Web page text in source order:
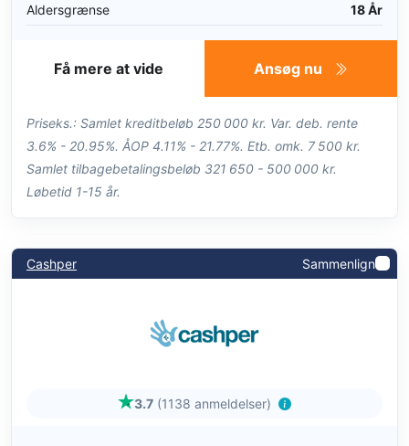
Aldersgrænse
18 År
Ansøg nu
Få mere at vide
Priseks.: Samlet kreditbeløb 250 000 kr. Var. deb. rente
3.6% - 20.95%. ÅOP 4.11% - 21.77%. Etb. omk. 7 500 kr.
Samlet tilbagebetalingsbeløb 321 650 - 500 000 kr.
Løbetid 1-15 år.
Cashper Sammenlign
3.7 (1138 anmeldelser)